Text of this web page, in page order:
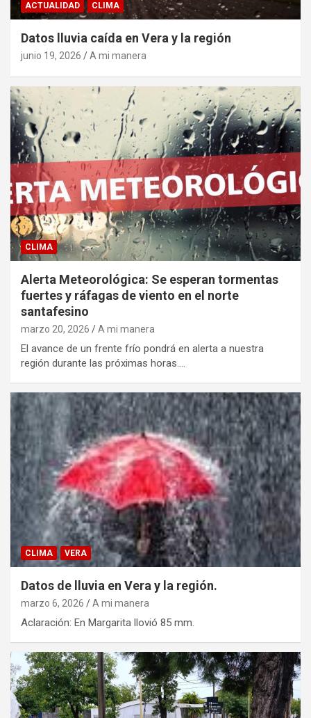
ACTUALIDAD CLIMA
Datos lluvia caída en Vera y la región
junio 19, 2026 A mi manera
CLIMA
Alerta Meteorológica: Se esperan tormentas
fuertes y ráfagas de viento en el norte
santafesino
marzo 20, 2026 A mi manera
El avance de un frente frío pondrá en alerta a nuestra
región durante las próximas horas.…
CLIMA VERA
Datos de lluvia en Vera y la región.
marzo 6, 2026 A mi manera
Aclaración: En Margarita llovió 85 mm.